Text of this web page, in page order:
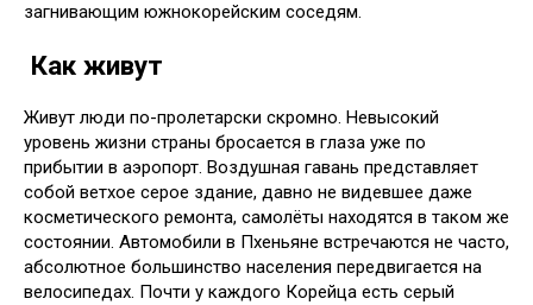
загнивающим южнокорейским соседям.
Как живут
Живут люди по-пролетарски скромно. Невысокий
уровень жизни страны бросается в глаза уже по
прибытии в аэропорт. Воздушная гавань представляет
собой ветхое серое здание, давно не видевшее даже
косметического ремонта, самолёты находятся в таком же
состоянии. Автомобили в Пхеньяне встречаются не часто,
абсолютное большинство населения передвигается на
велосипедах. Почти у каждого Корейца есть серый